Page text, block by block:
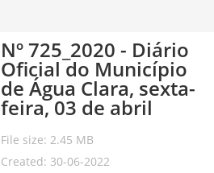
Nº 725_2020 - Diário
Oficial do Município
de Água Clara, sexta-
feira, 03 de abril
File size: 2.45 MB
Created: 30-06-2022